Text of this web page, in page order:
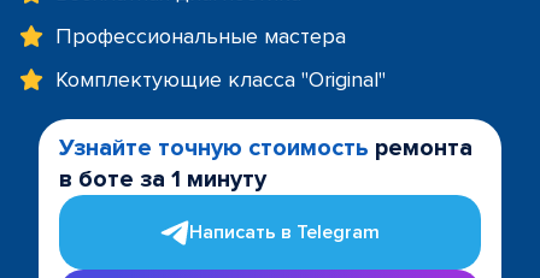
Профессиональные мастера
Комплектующие класса "Original"
Узнайте точную стоимость ремонта
в боте за 1 минуту
Написать в Telegram